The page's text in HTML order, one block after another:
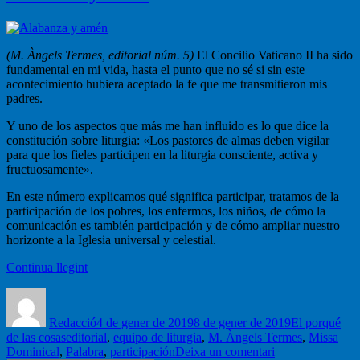
(M. Àngels Termes, editorial núm. 5) El Concilio Vaticano II ha sido
fundamental en mi vida, hasta el punto que no sé si sin este
acontecimiento hubiera aceptado la fe que me transmitieron mis
padres.
Y uno de los aspectos que más me han influido es lo que dice la
constitución sobre liturgia: «Los pastores de almas deben vigilar
para que los fieles participen en la liturgia consciente, activa y
fructuosamente».
En este número explicamos qué significa participar, tratamos de la
participación de los pobres, los enfermos, los niños, de cómo la
comunicación es también participación y de cómo ampliar nuestro
horizonte a la Iglesia universal y celestial.
Continua llegint«Alabanza
Redacció4 de gener de 20198 de gener de 2019El porqué
de las cosasEtiquetes
editorial, equipo de liturgia, M. Àngels Termes, Missa
Dominical, Palabra, participaciónDeixa un comentari